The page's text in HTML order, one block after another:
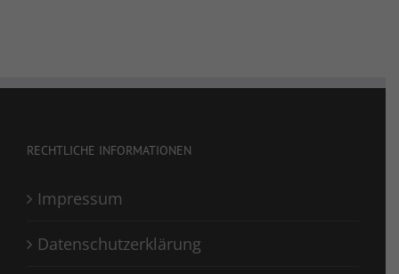
RECHTLICHE INFORMATIONEN
Impressum
Datenschutzerklärung